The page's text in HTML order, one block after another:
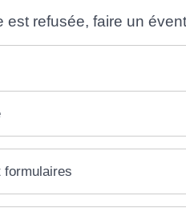
est refusée, faire un
formulaires